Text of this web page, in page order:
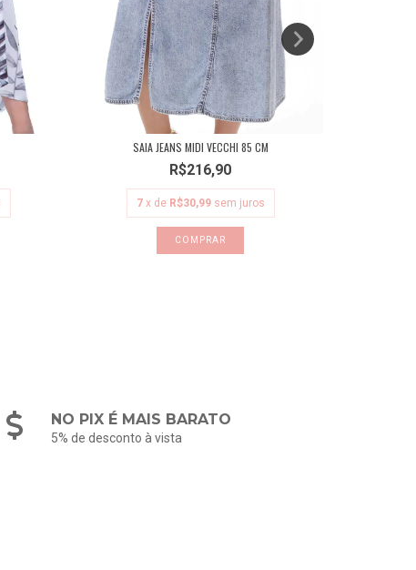
SAIA JEANS MIDI VECCHI 85 CM
R$216,90
7 x de R$30,99 sem juros
COMPRAR
NO PIX É MAIS BARATO
5% de desconto à vista